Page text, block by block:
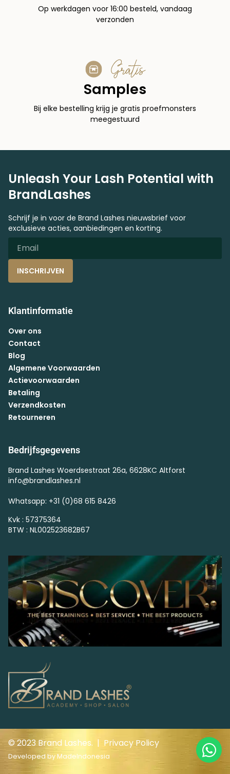
Op werkdagen voor 16:00 besteld, vandaag
verzonden
Gratis
Samples
Bij elke bestelling krijg je gratis proefmonsters
meegestuurd
Unleash Your Lash Potential with
BrandLashes
Schrijf je in voor de Brand Lashes nieuwsbrief voor
exclusieve acties, aanbiedingen en korting.
INSCHRIJVEN
Klantinformatie
Over ons
Contact
Blog
Algemene Voorwaarden
Actievoorwaarden
Betaling
Verzendkosten
Retourneren
Bedrijfsgegevens
Brand Lashes Woerdsestraat 26a, 6628KC Altforst
info@brandlashes.nl
Whatsapp: +31 (0)68 615 8426
Kvk : 57375364
BTW : NL002523682B67
© 2023 Brand Lashes. | Privacy Policy
Developed byMadeIndonesia